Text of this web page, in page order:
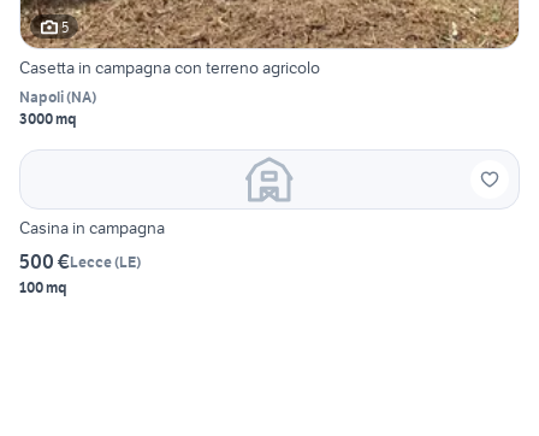
5
Casetta in campagna con terreno agricolo
Napoli(NA)
3000 mq
Casina in campagna
500 €Lecce(LE)
100 mq